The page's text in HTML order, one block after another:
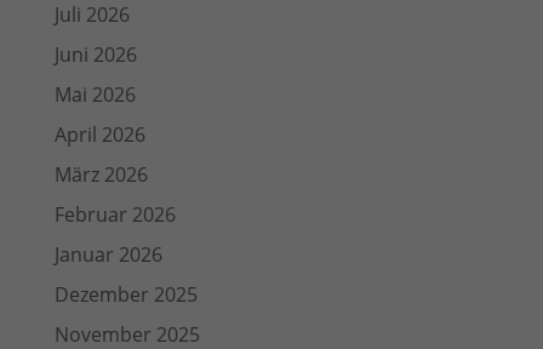
Juli 2026
Juni 2026
Mai 2026
April 2026
März 2026
Februar 2026
Januar 2026
Dezember 2025
November 2025